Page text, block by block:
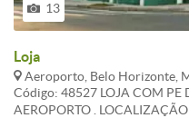
13
Loja
Aeroporto, Belo Horizonte,
Código: 48527 LOJA COM PE
AEROPORTO .